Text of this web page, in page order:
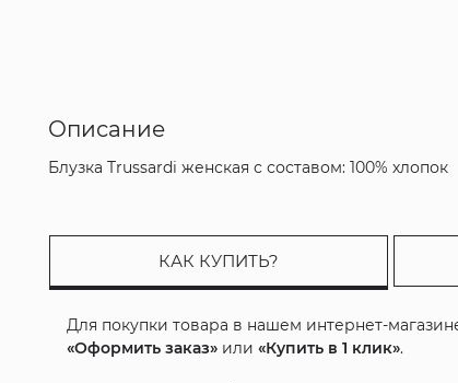
Описание
Блузка Trussardi женская с составом: 100% хлопок
КАК КУПИТЬ?
Для покупки товара в нашем интернет-
«Оформить заказ» или«Купить в 1 клик».